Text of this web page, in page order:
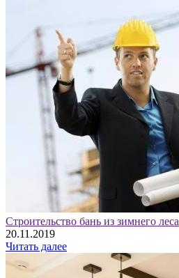
Строительство бань из зимнего леса
20.11.2019
Читать далее